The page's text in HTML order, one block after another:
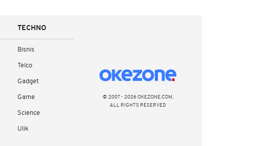
TECHNO
Bisnis
Telco
Gadget
Game
Science
Ulik
© 2007 - 2026 OKEZONE.COM,
ALL RIGHTS RESERVED